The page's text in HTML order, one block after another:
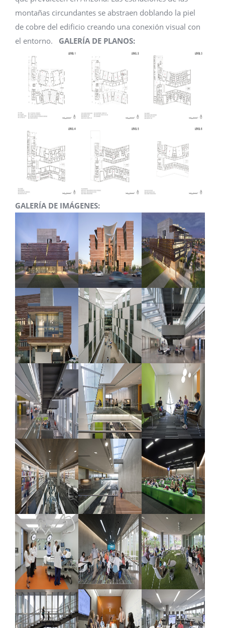
montañas circundantes se abstraen doblando la piel
de cobre del edificio creando una conexión visual con
el entorno. GALERÍA DE PLANOS:
GALERÍA DE IMÁGENES: